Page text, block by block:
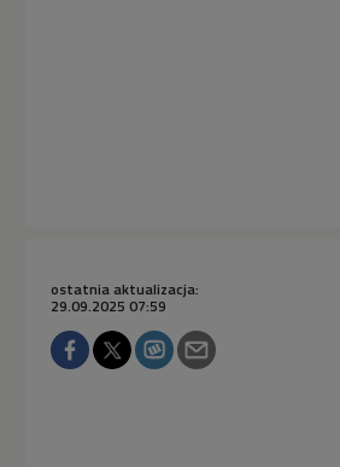
ostatnia aktualizacja:
29.09.2025 07:59